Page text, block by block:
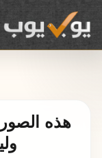
هذه